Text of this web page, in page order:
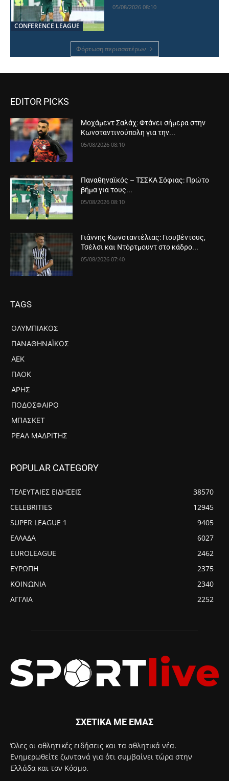
CONFERENCE LEAGUE
05/08/2026 08:10
Φόρτωση περισσοτέρων
EDITOR PICKS
Μοχάμεντ Σαλάχ: Φτάνει σήμερα στην
Κωνσταντινούπολη για την...
05/08/2026 08:10
Παναθηναϊκός – ΤΣΣΚΑ Σόφιας: Πρώτο
βήμα για τους...
05/08/2026 08:10
Γιάννης Κωνσταντέλιας: Γιουβέντους,
Τσέλσι και Ντόρτμουντ στο κάδρο...
05/08/2026 07:40
TAGS
ΟΛΥΜΠΙΑΚΌΣ
ΠΑΝΑΘΗΝΑΪΚΌΣ
ΑΕΚ
ΠΑΟΚ
ΆΡΗΣ
ΠΟΔΌΣΦΑΙΡΟ
ΜΠΆΣΚΕΤ
ΡΕΆΛ ΜΑΔΡΊΤΗΣ
POPULAR CATEGORY
ΤΕΛΕΥΤΑΙΕΣ ΕΙΔΗΣΕΙΣ
38570
CELEBRITIES
12945
SUPER LEAGUE 1
9405
ΕΛΛΑΔΑ
6027
EUROLEAGUE
2462
ΕΥΡΩΠΗ
2375
ΚΟΙΝΩΝΙΑ
2340
ΑΓΓΛΙΑ
2252
ΣΧΕΤΙΚΑ ΜΕ ΕΜΑΣ
Όλες οι αθλητικές ειδήσεις και τα αθλητικά νέα.
Ενημερωθείτε ζωντανά για ότι συμβαίνει τώρα στην
Ελλάδα και τον Κόσμο.